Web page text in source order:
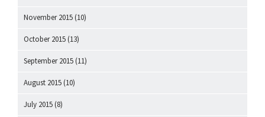
November 2015 (10)
October 2015 (13)
September 2015 (11)
August 2015 (10)
July 2015 (8)